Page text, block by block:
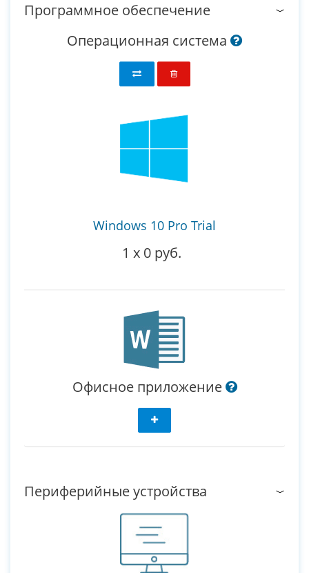
Программное обеспечение
Операционная система
Windows 10 Pro Trial
1 x 0 руб.
Офисное приложение
Периферийные устройства